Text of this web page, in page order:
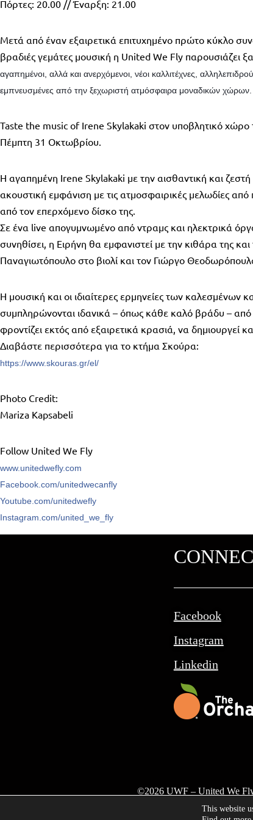
Πόρτες: 20.00 // Έναρξη: 21.00
Μετά από έναν εξαιρετικά επιτυχημένο πρώτο κύκλο
βραδιές γεμάτες μουσική η United We Fly παρουσιάζει
αγαπημένοι, αλλά και ανερχόμενοι, νέοι καλλιτέχνες,
εμπνευσμένες από την ξεχωριστή ατμόσφαιρα μοναδικών χώρων.
Taste the music of Irene Skylakaki στον υποβλητικό χώρο
Πέμπτη 31 Οκτωβρίου.
Η αγαπημένη Irene Skylakaki με την αισθαντική και
ακουστική εμφάνιση με τις ατμοσφαιρικές μελωδίες
από τον επερχόμενο δίσκο της.
Σε ένα live απογυμνωμένο από ντραμς και ηλεκτρικά
συνηθίσει, η Ειρήνη θα εμφανιστεί με την κιθάρα της
Παναγιωτόπουλο στο βιολί και τον Γιώργο
Η μουσική και οι ιδιαίτερες ερμηνείες των καλεσμένων
συμπληρώνονται ιδανικά – όπως κάθε καλό βράδυ –
φροντίζει εκτός από εξαιρετικά κρασιά, να δημιουργεί
Διαβάστε περισσότερα για το κτήμα Σκούρα:
https://www.skouras.gr/el/
Photo Credit:
Mariza Kapsabeli
Follow United We Fly
www.unitedwefly.com
Facebook.com/unitedwecanfly
Youtube.com/unitedwefly
Instagram.com/united_we_fly
Facebook
Instagram
Linkedin
©2026 UWF – United We
This website